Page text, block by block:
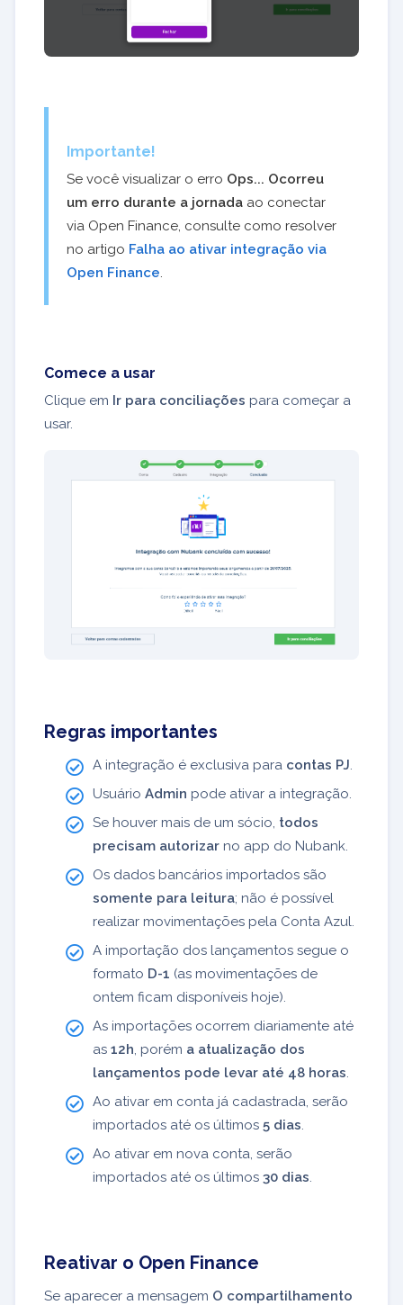
Importante!
Se você visualizar o erro Ops... Ocorreu
um erro durante a jornada ao conectar
via Open Finance, consulte como resolver
no artigo Falha ao ativar integração via
Open Finance.
Comece a usar
Clique em Ir para conciliações para começar a
usar.
Regras importantes
A integração é exclusiva para contas PJ
Usuário Admin pode ativar a integração.
Se houver mais de um sócio, todos
precisam autorizar no app do Nubank.
Os dados bancários importados são
somente para leitura; não é possível
realizar movimentações pela Conta Azul.
A importação dos lançamentos segue o
formato D-1 (as movimentações de
ontem ficam disponíveis hoje).
As importações ocorrem diariamente até
as 12h , porém a atualização dos
lançamentos pode levar até 48 horas
Ao ativar em conta já cadastrada, serão
importados até os últimos 5 dias
Ao ativar em nova conta, serão
importados até os últimos 30 dias
Reativar o Open Finance
Se aparecer a mensagem O compartilhamento